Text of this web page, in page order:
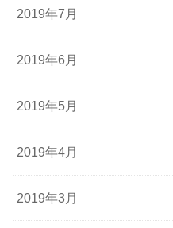
2019年7月
2019年6月
2019年5月
2019年4月
2019年3月